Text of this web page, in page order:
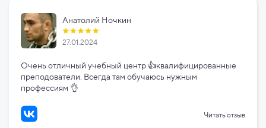
Анатолий Ночкин
27.01.2024
Очень отличный учебный центр 👍квалифицированные
преподователи. Всегда там обучаюсь нужным
профессиям 👌
Читать отзыв